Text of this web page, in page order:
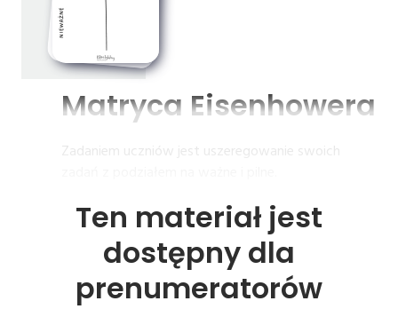
Matryca Eisenhowera
Zadaniem uczniów jest uszeregowanie swoich
Ten materiał jest
dostępny dla
prenumeratorów